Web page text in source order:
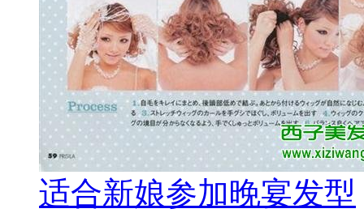
适合新娘参加晚宴发型